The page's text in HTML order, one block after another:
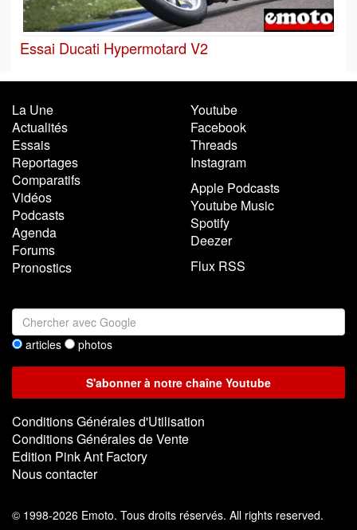
Essai Ducati Hypermotard V2
La Une
Actualités
Essais
Reportages
Comparatifs
Vidéos
Podcasts
Agenda
Forums
Pronostics
Youtube
Facebook
Threads
Instagram
Apple Podcasts
Youtube Music
Spotify
Deezer
Flux RSS
articles photos
Conditions Générales d'Utilisation
Conditions Générales de Vente
Edition Pink Ant Factory
Nous contacter
© 1998-2026 Emoto. Tous droits réservés. All rights reserved.